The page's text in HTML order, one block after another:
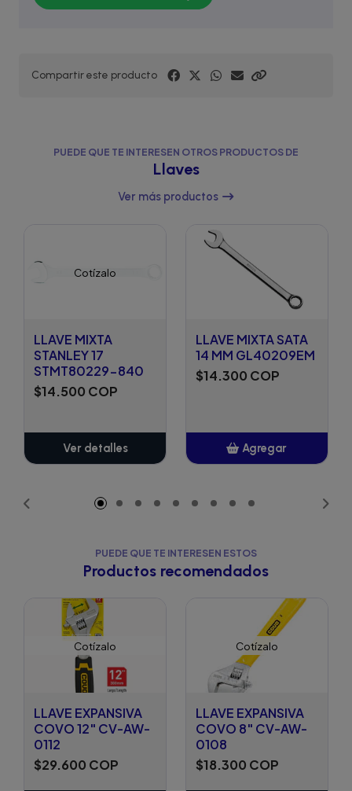
Compartir este producto
PUEDE QUE TE INTERESEN OTROS PRODUCTOS DE
Llaves
Ver más productos
Cotízalo
LLAVE MIXTA
STANLEY 17
STMT80229-840
$14.500 COP
Ver detalles
LLAVE MIXTA SATA
14 MM GL40209EM
$14.300 COP
Agregar
PUEDE QUE TE INTERESEN ESTOS
Productos recomendados
Cotízalo
LLAVE EXPANSIVA
COVO 12" CV-AW-
0112
$29.600 COP
Cotízalo
LLAVE EXPANSIVA
COVO 8" CV-AW-
0108
$18.300 COP